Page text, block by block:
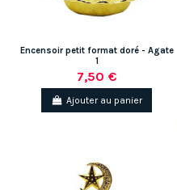
Encensoir petit format doré - Agate
1
7,50 €
Ajouter au panier